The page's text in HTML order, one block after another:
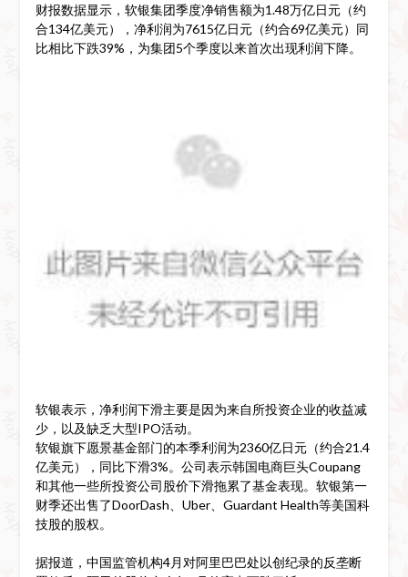
财报数据显示，软银集团季度净销售额为1.48万亿日元（约
合134亿美元），净利润为7615亿日元（约合69亿美元）同
比相比下跌39%，为集团5个季度以来首次出现利润下降。
软银表示，净利润下滑主要是因为来自所投资企业的收益减
少，以及缺乏大型IPO活动。
软银旗下愿景基金部门的本季利润为2360亿日元（约合21.4
亿美元），同比下滑3%。公司表示韩国电商巨头Coupang
和其他一些所投资公司股价下滑拖累了基金表现。软银第一
财季还出售了DoorDash、Uber、Guardant Health等美国科
技股的股权。
据报道，中国监管机构4月对阿里巴巴处以创纪录的反垄断